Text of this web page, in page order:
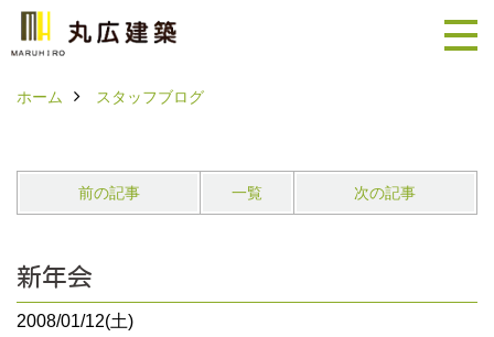
ホーム スタッフブログ
前の記事 一覧 次の記事
新年会
2008/01/12(土)